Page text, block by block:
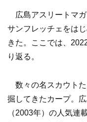
広島アスリートマ
サンフレッチェをは
きた。ここでは、
り返る。
数々の名スカウトた
掘してきたカープ。
（2003年）の人気連